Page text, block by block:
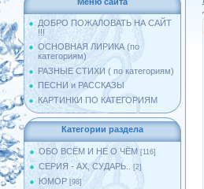
ДОБРО ПОЖАЛОВАТЬ НА САЙТ
!!!
ОСНОВНАЯ ЛИРИКА (по
категориям)
РАЗНЫЕ СТИХИ ( по категориям)
ПЕСНИ и РАССКАЗЫ
КАРТИНКИ ПО КАТЕГОРИЯМ
Категории раздела
ОБО ВСЁМ И НЕ О ЧЁМ [116]
СЕРИЯ - АХ, СУДАРЬ.. [2]
ЮМОР [98]